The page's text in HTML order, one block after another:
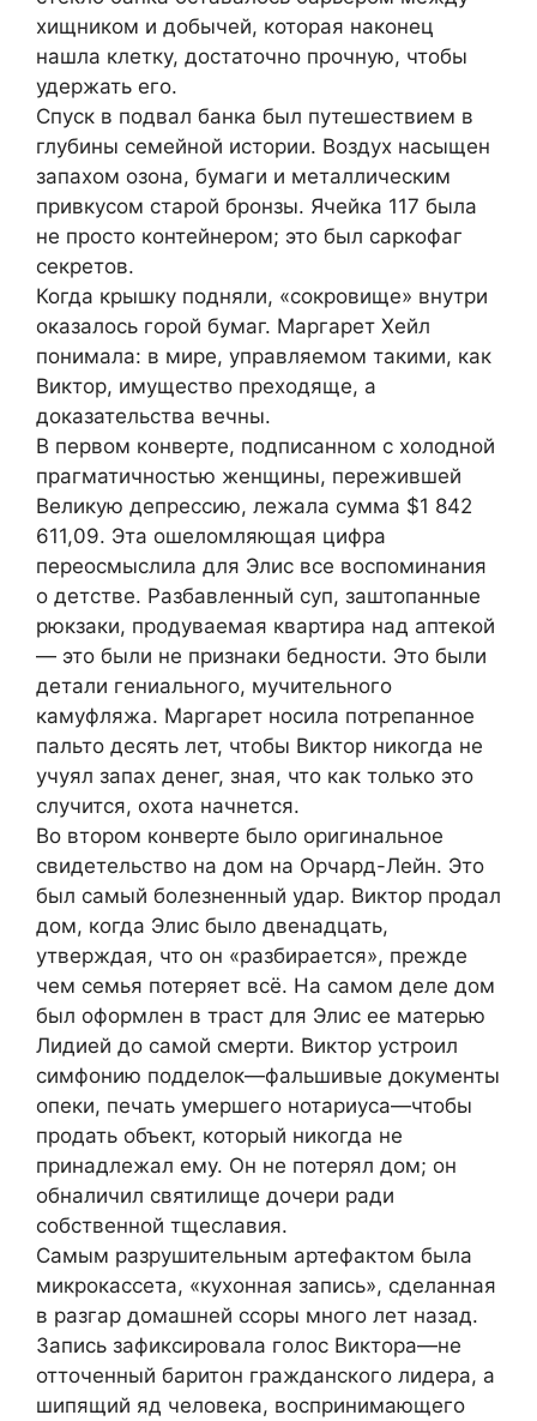
хищником и добычей, которая наконец
нашла клетку, достаточно прочную, чтобы
удержать его.
Спуск в подвал банка был путешествием в
глубины семейной истории. Воздух насыщен
запахом озона, бумаги и металлическим
привкусом старой бронзы. Ячейка 117 была
не просто контейнером; это был саркофаг
секретов.
Когда крышку подняли, «сокровище» внутри
оказалось горой бумаг. Маргарет Хейл
понимала: в мире, управляемом такими, как
Виктор, имущество преходяще, а
доказательства вечны.
В первом конверте, подписанном с холодной
прагматичностью женщины, пережившей
Великую депрессию, лежала сумма $1 842
611,09. Эта ошеломляющая цифра
переосмыслила для Элис все воспоминания
о детстве. Разбавленный суп, заштопанные
рюкзаки, продуваемая квартира над аптекой
— это были не признаки бедности. Это были
детали гениального, мучительного
камуфляжа. Маргарет носила потрепанное
пальто десять лет, чтобы Виктор никогда не
учуял запах денег, зная, что как только это
случится, охота начнется.
Во втором конверте было оригинальное
свидетельство на дом на Орчард-Лейн. Это
был самый болезненный удар. Виктор продал
дом, когда Элис было двенадцать,
утверждая, что он «разбирается», прежде
чем семья потеряет всё. На самом деле дом
был оформлен в траст для Элис ее матерью
Лидией до самой смерти. Виктор устроил
симфонию подделок—фальшивые документы
опеки, печать умершего нотариуса—чтобы
продать объект, который никогда не
принадлежал ему. Он не потерял дом; он
обналичил святилище дочери ради
собственной тщеславия.
Самым разрушительным артефактом была
микрокассета, «кухонная запись», сделанная
в разгар домашней ссоры много лет назад.
Запись зафиксировала голос Виктора—не
отточенный баритон гражданского лидера, а
шипящий яд человека, воспринимающего